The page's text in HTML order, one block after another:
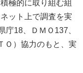
極的に取り組む組
ット上で調査を実
庁18、ＤＭＯ137、
Ｏ）協力のもと、実